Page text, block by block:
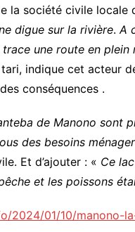
la société civile
digue sur la rivière.A
une route en plein
indique cet acteur
conséquences .
de Manono sont
des besoins
Et d’ajouter : « Ce
et les poissons
2024/01/10/manono-